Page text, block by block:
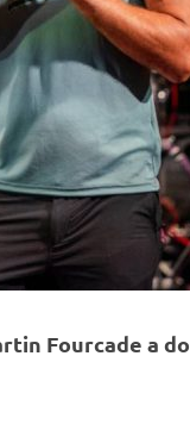
Fourcade a